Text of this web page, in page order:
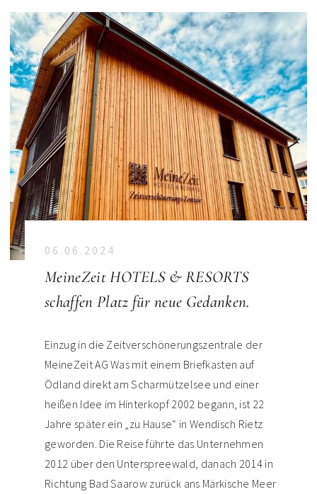
06.06.2024
MeineZeit HOTELS & RESORTS
schaffen Platz für neue Gedanken.
Einzug in die Zeitverschönerungszentrale der
MeineZeit AG Was mit einem Briefkasten auf
Ödland direkt am Scharmützelsee und einer
heißen Idee im Hinterkopf 2002 begann, ist 22
Jahre später ein „zu Hause“ in Wendisch Rietz
geworden. Die Reise führte das Unternehmen
2012 über den Unterspreewald, danach 2014 in
Richtung Bad Saarow zurück ans Märkische Meer